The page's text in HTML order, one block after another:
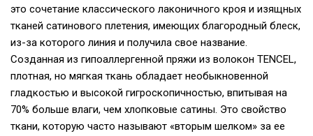
это сочетание классического лаконичного кроя и изящных
тканей сатинового плетения, имеющих благородный блеск,
из-за которого линия и получила свое название.
Созданная из гипоаллергенной пряжи из волокон TENCEL,
плотная, но мягкая ткань обладает необыкновенной
гладкостью и высокой гигроскопичностью, впитывая на
70% больше влаги, чем хлопковые сатины. Это свойство
ткани, которую часто называют «вторым шелком» за ее